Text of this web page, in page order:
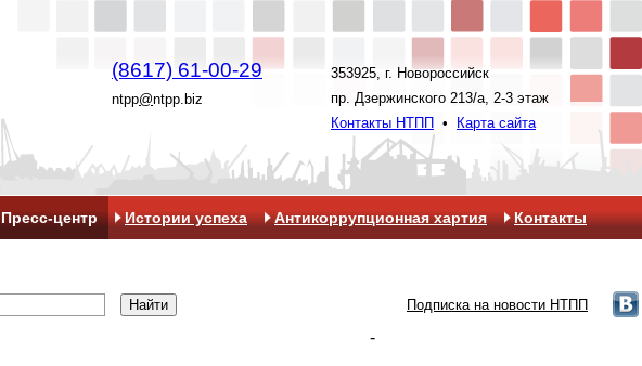
(8617) 61-00-29
ntpp@ntpp.biz
353925, г. Новороссийск
пр. Дзержинского 213/а, 2-3 этаж
Контакты НТПП
• Карта сайта
Пресс-центр Истории успеха Антикоррупционная хартия Контакты
Подписка на новости НТПП
-